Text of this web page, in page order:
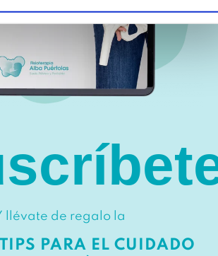
llévate de regalo la
PARA EL CUIDADO